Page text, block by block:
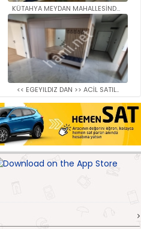
KÜTAHYA MEYDAN MAHALLESİNDE SA..
<< EGEYILDIZ DAN >> ACİL SATIL..